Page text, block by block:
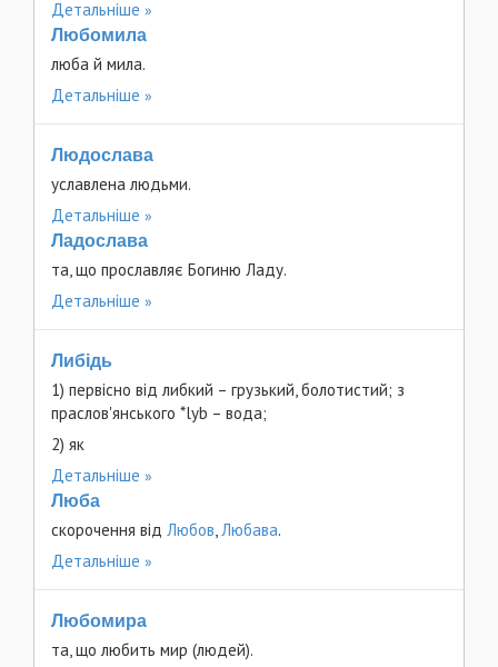
Детальніше
Любомила
люба й мила.
Детальніше
Людослава
уславлена людьми.
Детальніше
Ладослава
та, що прославляє Богиню Ладу.
Детальніше
Либідь
1) первісно від либкий – грузький, болотистий; з
праслов'янського *lyb – вода;
2) як
Детальніше
Люба
скорочення від Любов,Любава.
Детальніше
Любомира
та, що любить мир (людей).